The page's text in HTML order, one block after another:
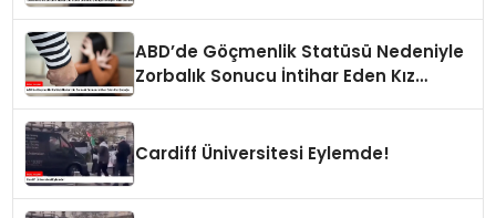
ABD’de Göçmenlik Statüsü Nedeniyle
Zorbalık Sonucu İntihar Eden Kız
Cardiff Üniversitesi Eylemde!